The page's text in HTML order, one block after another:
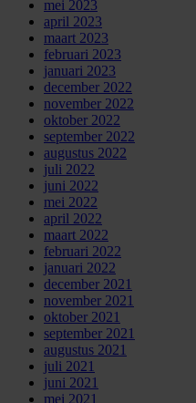
mei 2023
april 2023
maart 2023
februari 2023
januari 2023
december 2022
november 2022
oktober 2022
september 2022
augustus 2022
juli 2022
juni 2022
mei 2022
april 2022
maart 2022
februari 2022
januari 2022
december 2021
november 2021
oktober 2021
september 2021
augustus 2021
juli 2021
juni 2021
mei 2021